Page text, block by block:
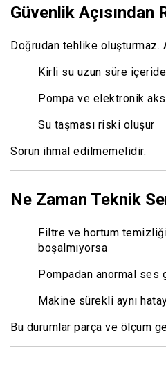
Güvenlik Açısından
Doğrudan tehlike oluşturmaz.
Kirli su uzun süre
Pompa ve elektronik
Su taşması riski oluşur
Sorun ihmal edilmemelidir.
Ne Zaman Teknik
Filtre ve hortum
boşalmıyorsa
Pompadan anormal ses
Makine sürekli aynı
Bu durumlar parça ve ölçüm